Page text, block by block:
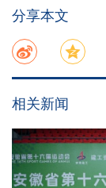
分享本文
相关新闻